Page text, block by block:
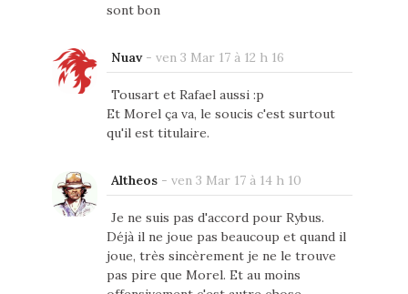
sont bon
Nuav- ven 3 Mar 17 à 12 h 16
Tousart et Rafael aussi :p
Et Morel ça va, le soucis c'est surtout
qu'il est titulaire.
Altheos- ven 3 Mar 17 à 14 h 10
Je ne suis pas d'accord pour Rybus.
Déjà il ne joue pas beaucoup et quand il
joue, très sincèrement je ne le trouve
pas pire que Morel. Et au moins